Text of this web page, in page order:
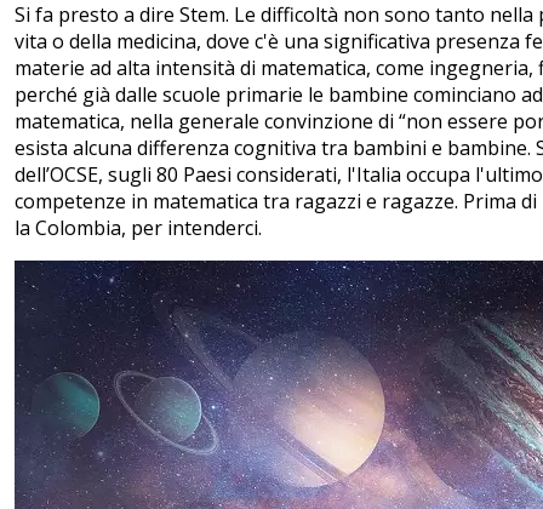
Si fa presto a dire Stem. Le difficoltà non sono tanto nella
vita o della medicina, dove c'è una significativa presenza
materie ad alta intensità di matematica, come
perché già dalle scuole primarie le bambine cominciano
matematica, nella generale convinzione di “non essere
esista alcuna differenza cognitiva tra bambini e bambine.
dell’OCSE, sugli 80 Paesi considerati, l'Italia occupa
competenze in matematica tra ragazzi e ragazze. Prima
la Colombia, per intenderci.